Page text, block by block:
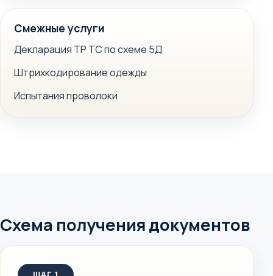
Смежные услуги
Декларация ТР ТС по схеме 5Д
Штрихкодирование одежды
Испытания проволоки
Схема получения документов